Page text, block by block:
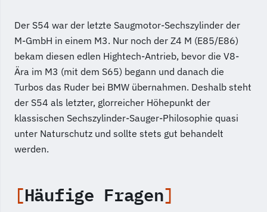
Der S54 war der letzte Saugmotor-Sechszylinder der
M-GmbH in einem M3. Nur noch der Z4 M (E85/E86)
bekam diesen edlen Hightech-Antrieb, bevor die V8-
Ära im M3 (mit dem S65) begann und danach die
Turbos das Ruder bei BMW übernahmen. Deshalb steht
der S54 als letzter, glorreicher Höhepunkt der
klassischen Sechszylinder-Sauger-Philosophie quasi
unter Naturschutz und sollte stets gut behandelt
werden.
Häufige Fragen